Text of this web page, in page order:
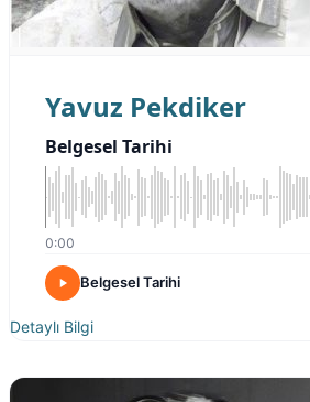
Yavuz Pekdiker
Belgesel Tarihi
0:00
Belgesel Tarihi
Detaylı Bilgi